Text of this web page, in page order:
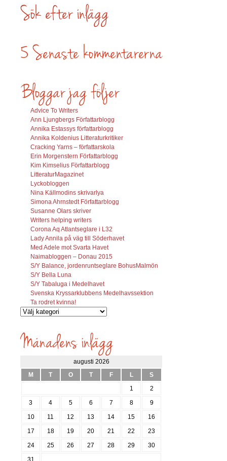
Advice To Writers
Ann Ljungbergs Författarblogg
Annika Estassys författarblogg
Annika Koldenius Litteraturkritiker
Cracking Yarns – författarskola
Erin Morgenstern Författarblogg
Kim Kimselius Författarblogg
LitteraturMagazinet
Lyckobloggen
Nina Källmodins skrivarlya
Simona Ahrnstedt Författarblogg
Susanne Olars skriver
Writers helping writers
Corona Aq Atlantseglare i L32
Lady Annila på väg till Söderhavet
Med Adele mot Svarta Havet
Naimabloggen – Donau 2015
S/Y Balance, jordenruntseglare BohusMalmön
S/Y Bella Luna
S/Y Tabaluga i Medelhavet
Svenska Kryssarklubbens Medelhavssektion
Ta rodret kvinna!
Vilka
söks?
augusti 2026
M
T O T F L
S
1
2
3
4 5 6 7 8
9
10
11 12 13 14 15
16
17
18 19 20 21 22
23
24
25 26 27 28 29
30
31